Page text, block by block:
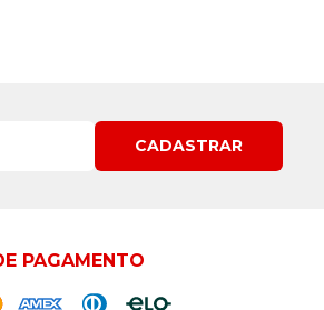
CADASTRAR
PAGAMENTO